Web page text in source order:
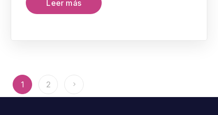
Leer más
1 2